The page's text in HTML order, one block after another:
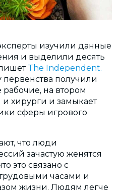
изучили данные
и выделили десять
The Independent.
получили
рабочие, на втором
и хирурги и замыкает
сферы игрового
что люди
зачастую женятся
это связано с
часами и
жизни. Людям легче